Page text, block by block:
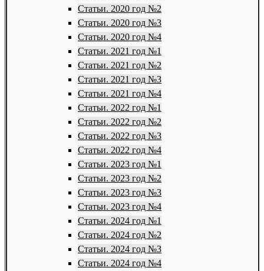
Статьи. 2020 год №2
Статьи. 2020 год №3
Статьи. 2020 год №4
Статьи. 2021 год №1
Статьи. 2021 год №2
Статьи. 2021 год №3
Статьи. 2021 год №4
Статьи. 2022 год №1
Статьи. 2022 год №2
Статьи. 2022 год №3
Статьи. 2022 год №4
Статьи. 2023 год №1
Статьи. 2023 год №2
Статьи. 2023 год №3
Статьи. 2023 год №4
Статьи. 2024 год №1
Статьи. 2024 год №2
Статьи. 2024 год №3
Статьи. 2024 год №4